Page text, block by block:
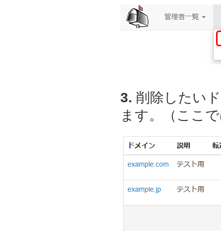
3. 削除したい
ます。（ここ